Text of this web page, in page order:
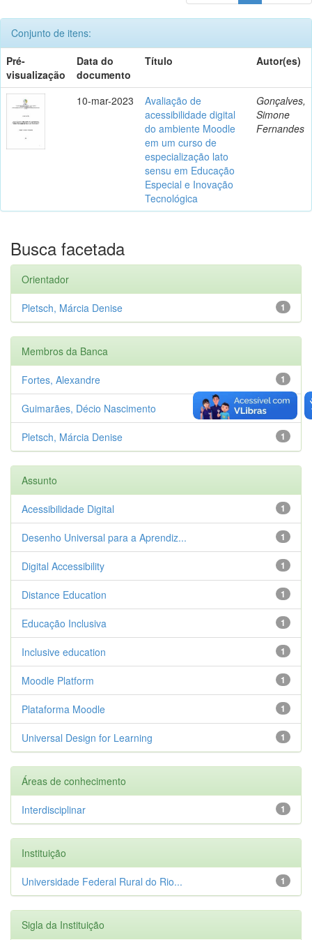
Conjunto de itens:
Pré-
visualização
Data do
documento
Título Autor(es)
10-mar-2023
Avaliação de
acessibilidade digital
do ambiente Moodle
em um curso de
especialização lato
sensu em Educação
Especial e Inovação
Tecnológica
Gonçalves,
Simone
Fernandes
Busca facetada
Orientador
1
Pletsch, Márcia Denise
Membros da Banca
1
Fortes, Alexandre
1
Guimarães, Décio Nascimento
1
Pletsch, Márcia Denise
Assunto
1
Acessibilidade Digital
1
Desenho Universal para a Aprendiz...
1
Digital Accessibility
1
Distance Education
1
Educação Inclusiva
1
Inclusive education
1
Moodle Platform
1
Plataforma Moodle
1
Universal Design for Learning
Áreas de conhecimento
1
Interdisciplinar
Instituição
1
Universidade Federal Rural do Rio...
Sigla da Instituição